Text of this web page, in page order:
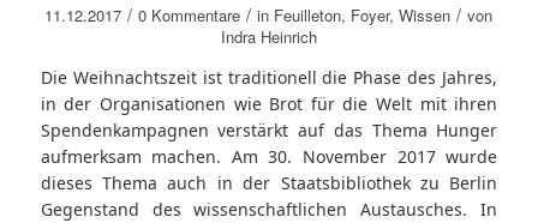
11.12.2017 / 0 Kommentare / in Feuilleton, Foyer,Wissen / von
Indra Heinrich
Die Weihnachtszeit ist traditionell die Phase des Jahres,
in der Organisationen wie Brot für die Welt mit ihren
Spendenkampagnen verstärkt auf das Thema Hunger
aufmerksam machen. Am 30. November 2017 wurde
dieses Thema auch in der Staatsbibliothek zu Berlin
Gegenstand des wissenschaftlichen Austausches. In